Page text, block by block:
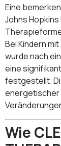
Eine
Johns
Bei Kindern
wurde nach
eine
festgestellt.
energetischer
Wie